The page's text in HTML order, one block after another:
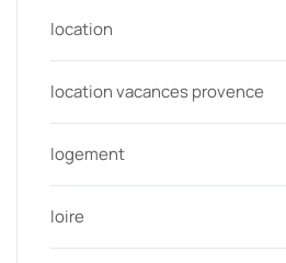
location
location vacances provence
logement
loire